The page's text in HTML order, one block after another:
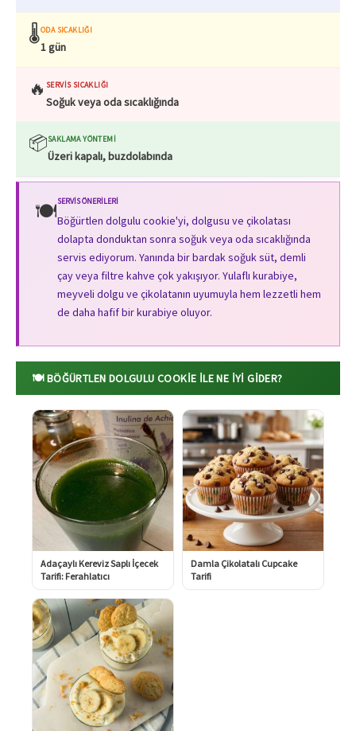
🌡️ODA SICAKLIĞI
1 gün
🔥 SERVIS SICAKLIĞI
Soğuk veya oda sıcaklığında
📦SAKLAMA YÖNTEMI
Üzeri kapalı, buzdolabında
🍽️SERVIS ÖNERILERI
Böğürtlen dolgulu cookie'yi, dolgusu ve çikolatası
dolapta donduktan sonra soğuk veya oda sıcaklığında
servis ediyorum. Yanında bir bardak soğuk süt, demli
çay veya filtre kahve çok yakışıyor. Yulaflı kurabiye,
meyveli dolgu ve çikolatanın uyumuyla hem lezzetli hem
de daha hafif bir kurabiye oluyor.
🍽️ BÖĞÜRTLEN DOLGULU COOKIE ILE NE İYI GIDER?
Adaçaylı Kereviz Saplı İçecek
Tarifi: Ferahlatıcı
Damla Çikolatalı Cupcake
Tarifi